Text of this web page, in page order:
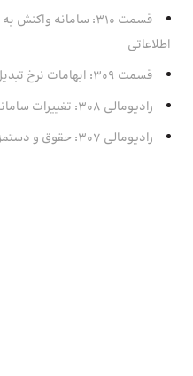
اطلاعاتی
قسمت 309: ابهامات نرخ تبدیل معاملات ارزی
رادیومالی 308: تغییرات سامانه مودیان زیر ذره‌بین
رادیومالی 307: حقوق و دستمزد 1405 | اطلاعیه‌ها تا محاسبات